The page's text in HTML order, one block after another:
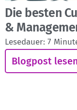
Die besten
&
Lesedauer: 7
Blogpost